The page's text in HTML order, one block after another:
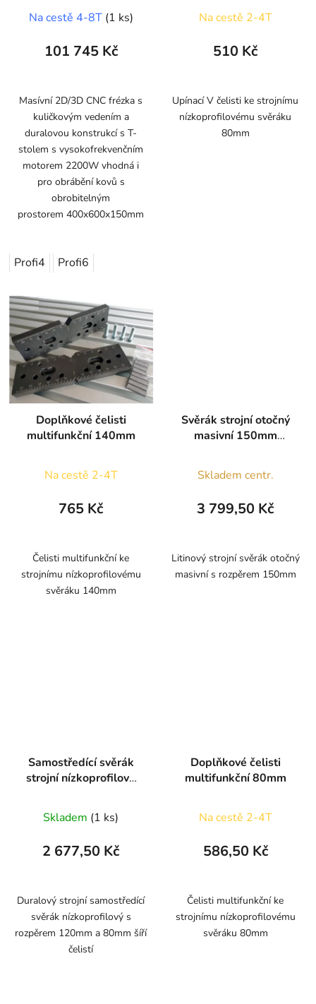
(400x600x150mm)
Na cestě 4-8T (1 ks)
101 745 Kč
Masívní 2D/3D CNC frézka s
kuličkovým vedením a
duralovou konstrukcí s T-
stolem s vysokofrekvenčním
motorem 2200W vhodná i
pro obrábění kovů s
obrobitelným
prostorem 400x600x150mm
Profi4 Profi6
Na cestě 2-4T
510 Kč
Upínací V čelisti ke strojnímu
nízkoprofilovému svěráku
80mm
Doplňkové čelisti
multifunkční 140mm
Na cestě 2-4T
765 Kč
Čelisti multifunkční ke
strojnímu nízkoprofilovému
svěráku 140mm
Svěrák strojní otočný
masivní 150mm
Skladem centr.
3 799,50 Kč
Litinový strojní svěrák otočný
masivní s rozpěrem 150mm
Samostředící svěrák
strojní nízkoprofilový
Skladem (1 ks)
2 677,50 Kč
Duralový strojní samostředící
svěrák nízkoprofilový s
rozpěrem 120mm a 80mm šíří
čelistí
Doplňkové čelisti
multifunkční 80mm
Na cestě 2-4T
586,50 Kč
Čelisti multifunkční ke
strojnímu nízkoprofilovému
svěráku 80mm